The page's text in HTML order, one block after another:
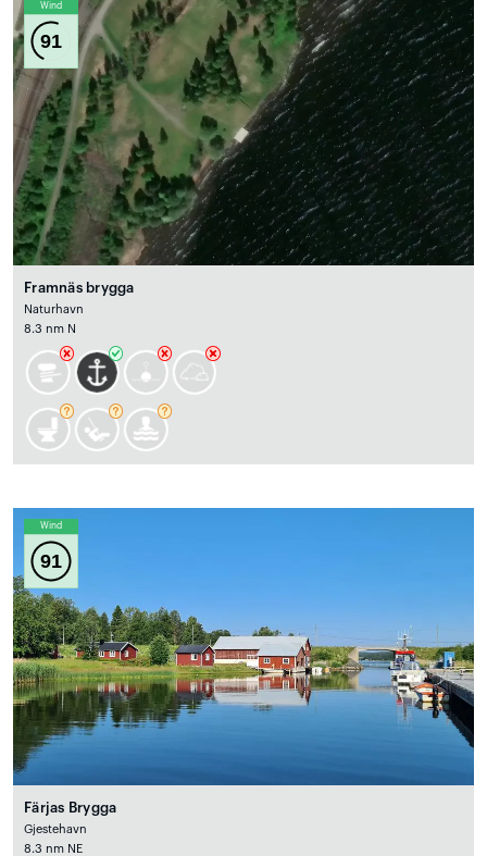
Wind
91
Framnäs brygga
Naturhavn
8.3 nm N
Wind
91
Färjas Brygga
Gjestehavn
8.3 nm NE